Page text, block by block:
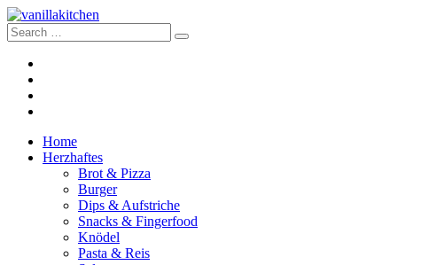
Home
Herzhaftes
Brot & Pizza
Burger
Dips & Aufstriche
Snacks & Fingerfood
Knödel
Pasta & Reis